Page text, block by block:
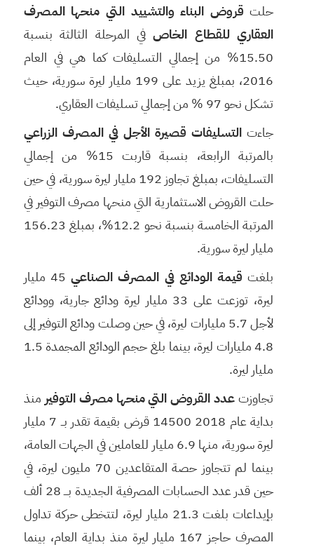
حلت قروض البناء والتشييد التي منحها المصرف
العقاري للقطاع الخاصفي المرحلة الثالثة بنسبة
15.50% من إجمالي التسليفات كما هي في العام
2016، بمبلغ يزيد على 199 مليار ليرة سورية، حيث
تشكل نحو 97 % من إجمالي تسليفات العقاري.
جاءت التسليفات قصيرة الأجل في المصرف الزراعي
بالمرتبة الرابعة، بنسبة قاربت 15% من إجمالي
التسليفات، بمبلغ تجاوز 192 مليار ليرة سورية، في حين
حلت القروض الاستثمارية التي منحها مصرف التوفير في
المرتبة الخامسة بنسبة نحو 12.2%، بمبلغ 156.23
مليار ليرة سورية.
بلغت قيمة الودائع في المصرف الصناعي
45 مليار
ليرة، توزعت على 33 مليار ليرة ودائع جارية، وودائع
لأجل 5.7 مليارات ليرة، في حين وصلت ودائع التوفير إلى
4.8 مليارات ليرة، بينما بلغ حجم الودائع المجمدة 1.5
مليار ليرة.
تجاوزتعدد القروض التي منحها مصرف التوفير منذ
بداية عام 2018 14500 قرض بقيمة تقدر بــ 7 مليار
ليرة سورية، منها 6.9 مليار للعاملين في الجهات العامة،
بينما لم تتجاوز حصة المتقاعدين 70 مليون ليرة، في
حين قدر عدد الحسابات المصرفية الجديدة بـــ 28 ألف
بإيداعات بلغت 21.3 مليار ليرة، لتتخطى حركة تداول
المصرف حاجز 167 مليار ليرة منذ بداية العام، بينما